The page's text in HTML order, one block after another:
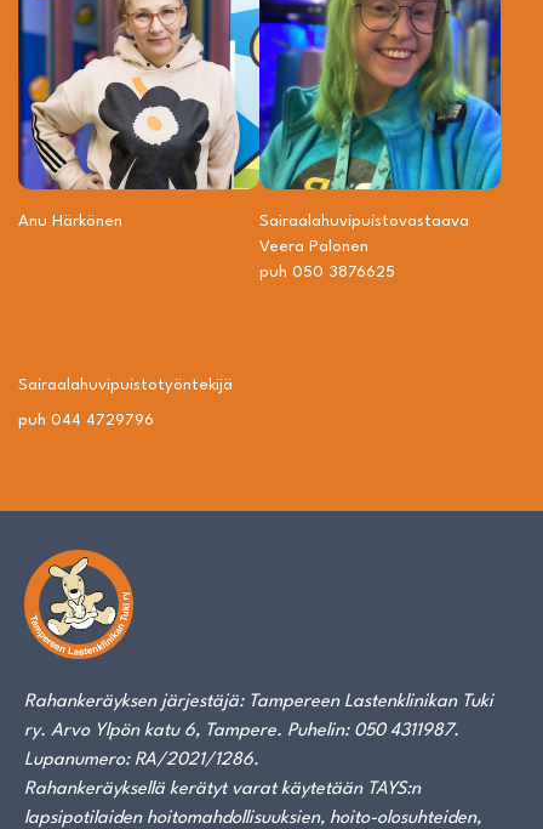
Anu Härkönen
Sairaalahuvipuisto­vastaava
Veera Palonen
puh 050 3876625
Sairaalahuvipuisto­työntekijä
puh 044 4729796
Rahankeräyksen järjestäjä: Tampereen Lastenklinikan Tuki
ry. Arvo Ylpön katu 6, Tampere. Puhelin: 050 4311987.
Lupanumero: RA/2021/1286.
Rahankeräyksellä kerätyt varat käytetään TAYS:n
lapsipotilaiden hoitomahdollisuuksien, hoito-olosuhteiden,